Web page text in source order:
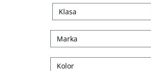
Klasa
Marka
Kolor